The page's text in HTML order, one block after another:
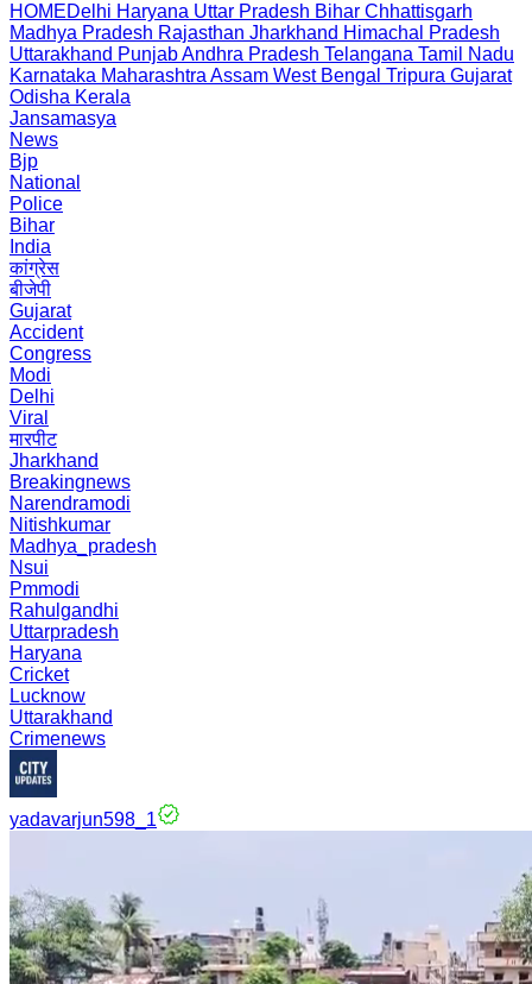
HOMEDelhi Haryana Uttar Pradesh Bihar Chhattisgarh
Madhya Pradesh Rajasthan Jharkhand Himachal Pradesh
Uttarakhand PunjabAndhra Pradesh Telangana Tamil Nadu
Karnataka Maharashtra Assam West Bengal Tripura Gujarat
Odisha Kerala
Jansamasya
News
Bjp
National
Police
Bihar
India
कांग्रेस
बीजेपी
Gujarat
Accident
Congress
Modi
Delhi
Viral
मारपीट
Jharkhand
Breakingnews
Narendramodi
Nitishkumar
Madhya_pradesh
Nsui
Pmmodi
Rahulgandhi
Uttarpradesh
Haryana
Cricket
Lucknow
Uttarakhand
Crimenews
yadavarjun598_1